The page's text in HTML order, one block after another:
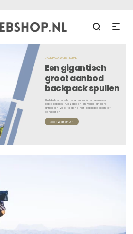
BACKPACKWEBSHOP.NL
Een gigantisch
groot aanbod
backpack spullen
Ontdek ons alsmaar groeiend aanbod
backpacks, rugzakken en vele andere
artikelen voor tijdens het backpacken of
kamperen
NAAR WEBSHOP